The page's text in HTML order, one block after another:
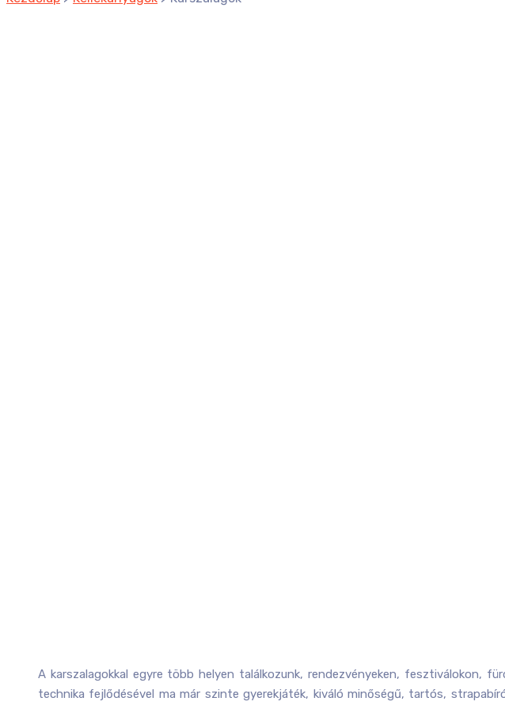
A karszalagokkal egyre több helyen találkozunk, rendezvényeken, fesztiválokon,
technika fejlődésével ma már szinte gyerekjáték, kiváló minőségű, tartós,